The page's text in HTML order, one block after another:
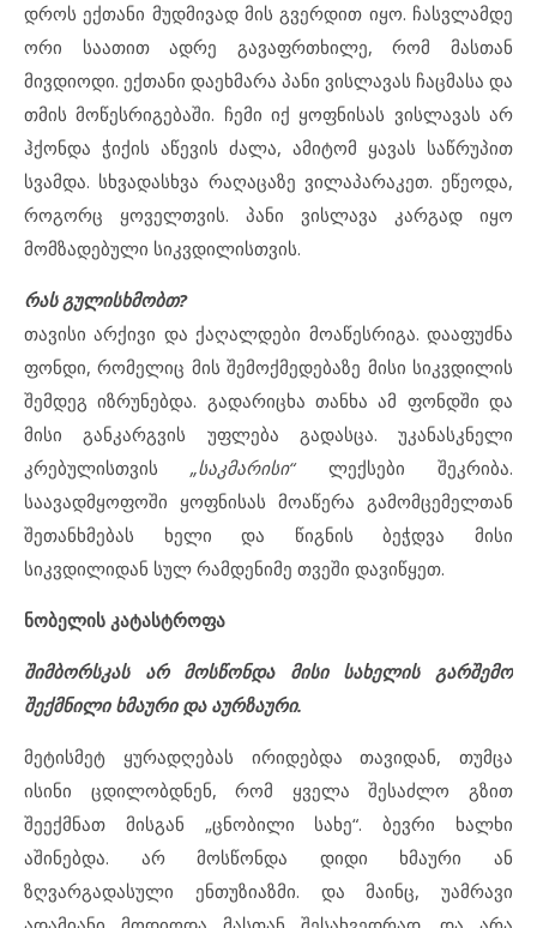
დროს ექთანი მუდმივად მის გვერდით იყო. ჩასვლამდე
ორი საათით ადრე გავაფრთხილე, რომ მასთან
მივდიოდი. ექთანი დაეხმარა პანი ვისლავას ჩაცმასა და
თმის მოწესრიგებაში. ჩემი იქ ყოფნისას ვისლავას არ
ჰქონდა ჭიქის აწევის ძალა, ამიტომ ყავას საწრუპით
სვამდა. სხვადასხვა რაღაცაზე ვილაპარაკეთ. ეწეოდა,
როგორც ყოველთვის. პანი ვისლავა კარგად იყო
მომზადებული სიკვდილისთვის.
რას გულისხმობთ?
თავისი არქივი და ქაღალდები მოაწესრიგა. დააფუძნა
ფონდი, რომელიც მის შემოქმედებაზე მისი სიკვდილის
შემდეგ იზრუნებდა. გადარიცხა თანხა ამ ფონდში და
მისი განკარგვის უფლება გადასცა. უკანასკნელი
კრებულისთვის„საკმარისი“ ლექსები შეკრიბა.
საავადმყოფოში ყოფნისას მოაწერა გამომცემელთან
შეთანხმებას ხელი და წიგნის ბეჭდვა მისი
სიკვდილიდან სულ რამდენიმე თვეში დავიწყეთ.
ნობელის კატასტროფა
შიმბორსკას არ მოსწონდა მისი სახელის გარშემო
შექმნილი ხმაური და აურზაური.
მეტისმეტ ყურადღებას ირიდებდა თავიდან, თუმცა
ისინი ცდილობდნენ, რომ ყველა შესაძლო გზით
შეექმნათ მისგან „ცნობილი სახე“. ბევრი ხალხი
აშინებდა. არ მოსწონდა დიდი ხმაური ან
ზღვარგადასული ენთუზიაზმი. და მაინც, უამრავი